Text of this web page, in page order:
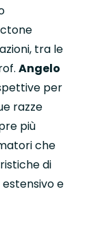
tra le
Angelo
per
razze
più
che
di
e